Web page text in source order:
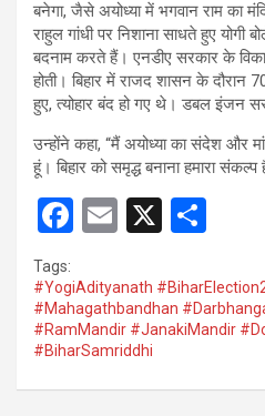
बनेगा, जैसे अयोध्या में भगवान राम का
राहुल गांधी पर निशाना साधते हुए योगी
बदनाम करते हैं। एनडीए सरकार के
होती। बिहार में राजद शासन के दौरान
हुए, त्योहार बंद हो गए थे। डबल इंजन
उन्होंने कहा, “मैं अयोध्या का संदेश और
हूं। बिहार को समृद्ध बनाना हमारा संकल्प
F
ce
b
o
o
E
ail
X
ar
e
Tags:
#YogiAdityanath
#Mahagathbandhan
#RamMandir #JanakiMandir
#BiharSamriddhi